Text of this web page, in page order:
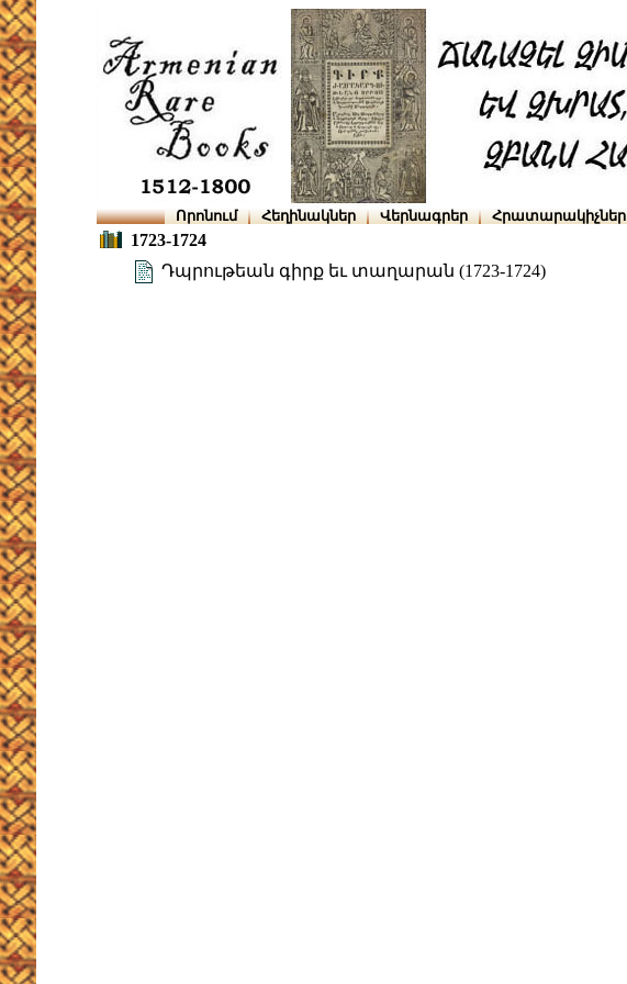
Որոնում Հեղինակներ Վերնագրեր Հրատարակիչներ
1723-1724
Դպրութեան գիրք եւ տաղարան (1723-1724)